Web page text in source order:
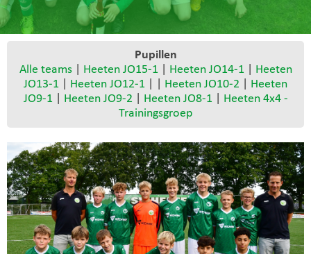
Pupillen
Alle teams| Heeten JO15-1| Heeten JO14-1|
Heeten
JO13-1
Heeten JO12-1 Heeten JO10-2
Heeten
JO9-1| Heeten JO9-2 Heeten JO8-1|
Heeten 4x4 -
Trainingsgroep